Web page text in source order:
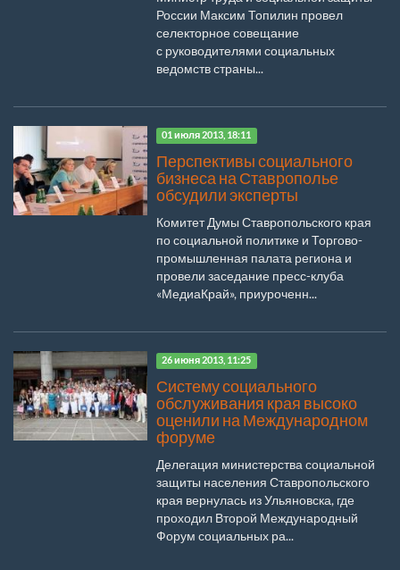
России Максим Топилин провел
селекторное совещание
с руководителями социальных
ведомств страны...
01 июля 2013, 18:11
Перспективы социального
бизнеса на Ставрополье
обсудили эксперты
Комитет Думы Ставропольского края
по социальной политике и Торгово-
промышленная палата региона и
провели заседание пресс-клуба
«МедиаКрай», приуроченн...
26 июня 2013, 11:25
Систему социального
обслуживания края высоко
оценили на Международном
форуме
Делегация министерства социальной
защиты населения Ставропольского
края вернулась из Ульяновска, где
проходил Второй Международный
Форум социальных ра...